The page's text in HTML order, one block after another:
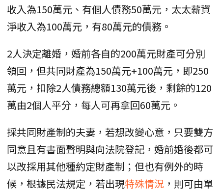
收入為150萬元、有個人債務50萬元，太太薪資
淨收入為100萬元，有80萬元的債務。
2人決定離婚，婚前各自的200萬元財產可分別
領回，但共同財產為150萬元+100萬元，即250
萬元，扣除2人債務總額130萬元後，剩餘的120
萬由2個人平分，每人可再拿回60萬元。
採共同財產制的夫妻，若想改變心意，只要雙方
同意且有書面聲明與向法院登記，婚前婚後都可
以改採用其他種約定財產制；但也有例外的時
候，根據民法規定，若出現特殊情況 ，則可由單